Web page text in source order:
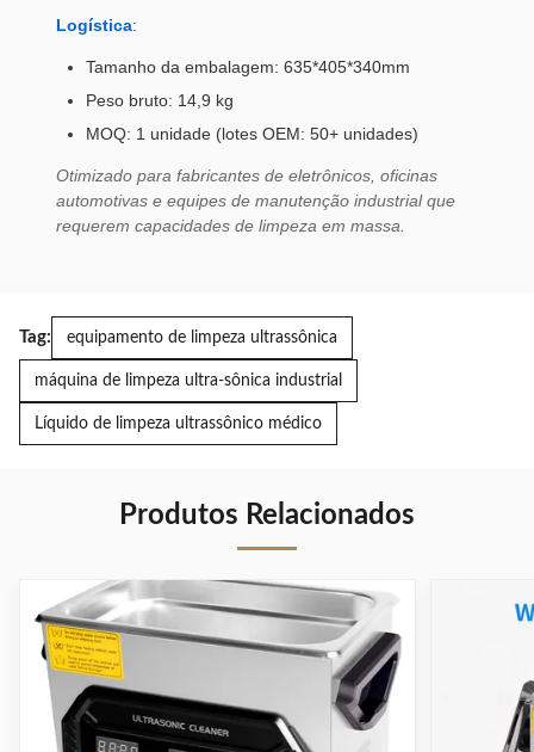
Logística:
Tamanho da embalagem: 635*405*340mm
Peso bruto: 14,9 kg
MOQ: 1 unidade (lotes OEM: 50+ unidades)
Otimizado para fabricantes de eletrônicos, oficinas
automotivas e equipes de manutenção industrial que
requerem capacidades de limpeza em massa.
Tag: equipamento de limpeza ultrassônica
máquina de limpeza ultra-sônica industrial
Líquido de limpeza ultrassônico médico
Produtos Relacionados